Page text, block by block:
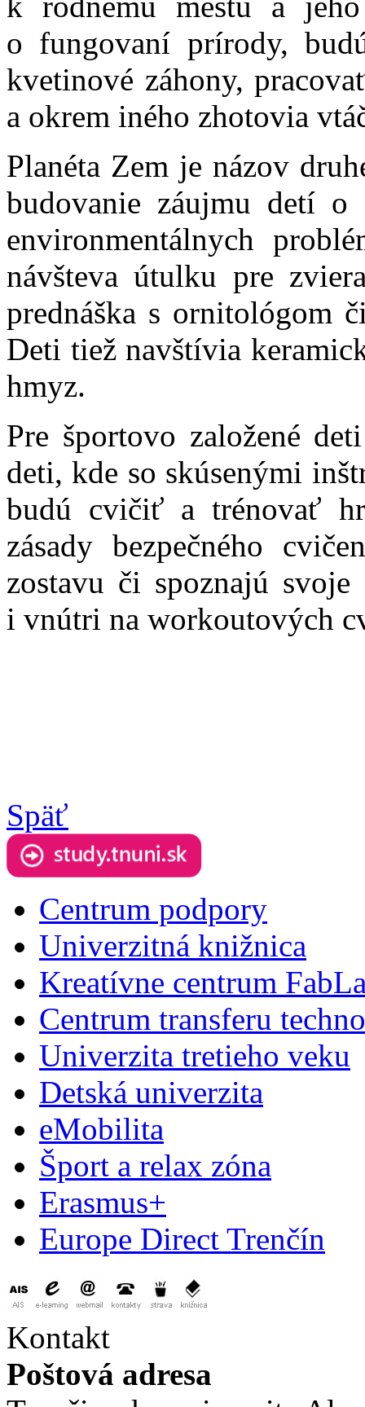
o fungovaní prírody,
kvetinové záhony,
a okrem iného zhotovia
Planéta Zem je názov
budovanie záujmu detí
environmentálnych
návšteva útulku pre
prednáška s ornitológom
Deti tiež navštívia
hmyz.
Pre športovo založené
deti, kde so skúsenými
budú cvičiť a trénovať
zásady bezpečného
zostavu či spoznajú
i vnútri na workoutových
Späť
Centrum podpory
Univerzitná knižnica
Kreatívne centrum
Centrum transferu
Univerzita tretieho veku
Detská univerzita
eMobilita
Šport a relax zóna
Erasmus+
Europe Direct Trenčín
Kontakt
Poštová adresa